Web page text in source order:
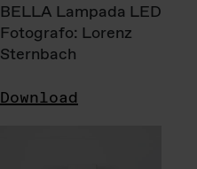
BELLA Lampada LED
Fotografo: Lorenz
Sternbach
Download